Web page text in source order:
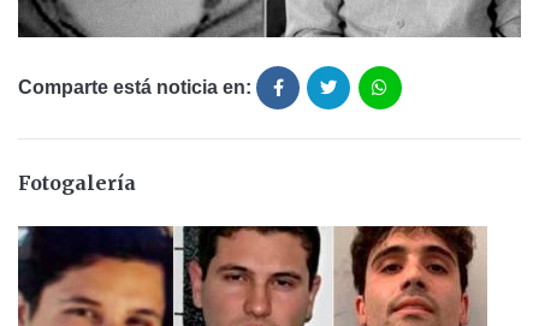
Comparte está noticia en:
Fotogalería